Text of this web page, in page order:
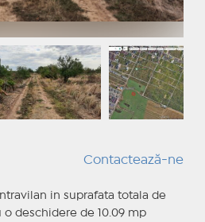
Contactează-ne
in suprafata totala de
deschidere de 10.09 mp